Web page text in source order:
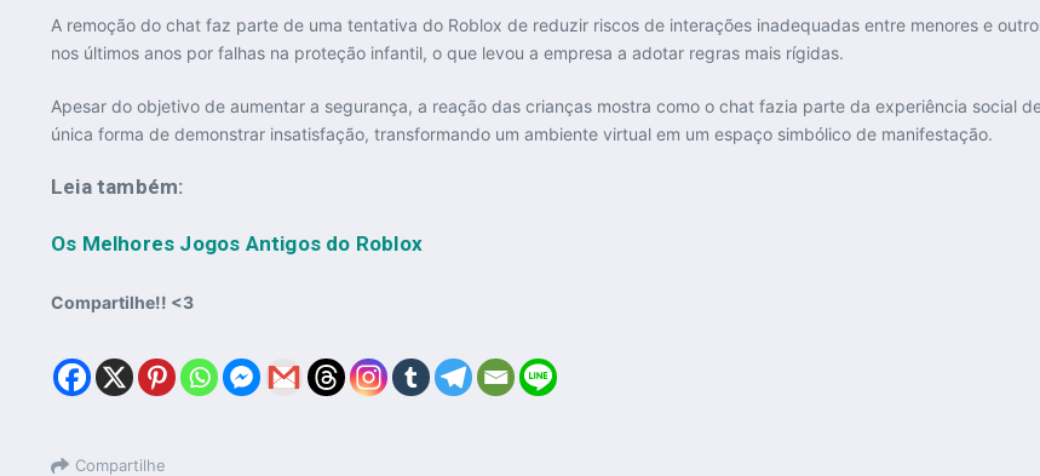
A remoção do chat faz parte de uma tentativa do Roblox de reduzir riscos de interações inadequadas entre menores e
nos últimos anos por falhas na proteção infantil, o que levou a empresa a adotar regras mais rígidas.
Apesar do objetivo de aumentar a segurança, a reação das crianças mostra como o chat fazia parte da experiência social
única forma de demonstrar insatisfação, transformando um ambiente virtual em um espaço simbólico de manifestação.
Leia também:
Os Melhores Jogos Antigos do Roblox
Compartilhe!! <3
Compartilhe